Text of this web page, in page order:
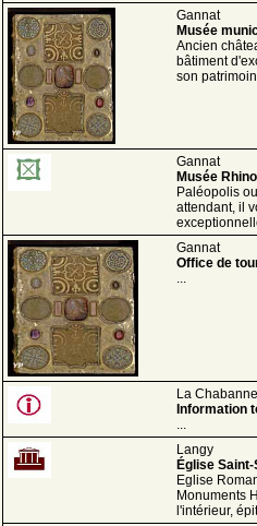
Gannat
Musée
Ancien
bâtiment
son
Gannat
Musée
Paléopolis
attendant, il
Gannat
Office de
...
La Chabanne
Information
...
Langy
Église
Eglise
Monuments
l'intérieur,